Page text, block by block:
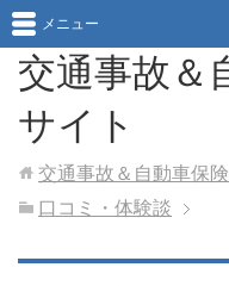
交通事故＆
サイト
メニュー
交通事故＆自動車保
口コミ・体験談